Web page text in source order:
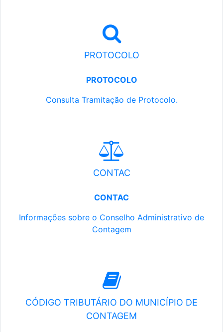
PROTOCOLO
PROTOCOLO
Consulta Tramitação de Protocolo.
CONTAC
CONTAC
Informações sobre o Conselho Administrativo de
Contagem
CÓDIGO TRIBUTÁRIO DO MUNICÍPIO DE
CONTAGEM